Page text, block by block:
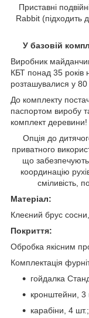
Приставні
Rabbit (підходить
У базовій
Виробник
КБТ понад 35 років
розташувалися у 80
До комплекту
паспортом виробу
комплект деревини!
Опція до
приватного
що
координацію
сміливість,
Матеріал:
Клеєний брус сосни,
Покриття:
Обробка якісним
Комплектація
гойдалка
кронштейни, 3
карабіни, 4 шт.;